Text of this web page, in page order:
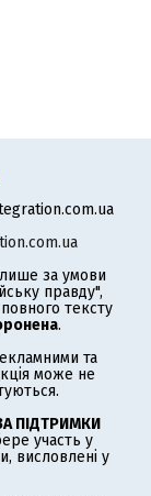
за умови
правду",
тексту
.
та
може не
ПІДТРИМКИ
участь у
висловлені у